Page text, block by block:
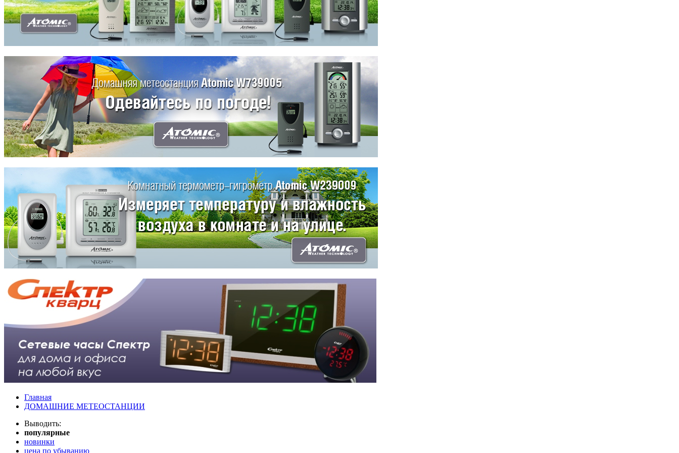
Главная
ДОМАШНИЕ МЕТЕОСТАНЦИИ
Выводить:
популярные
новинки
цена по убыванию